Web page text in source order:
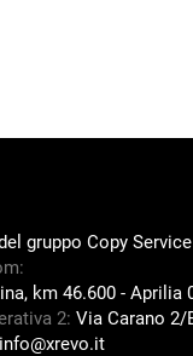
gruppo Copy
km 46.600 - Aprilia
2: Via Carano 2/
info@xrevo.it